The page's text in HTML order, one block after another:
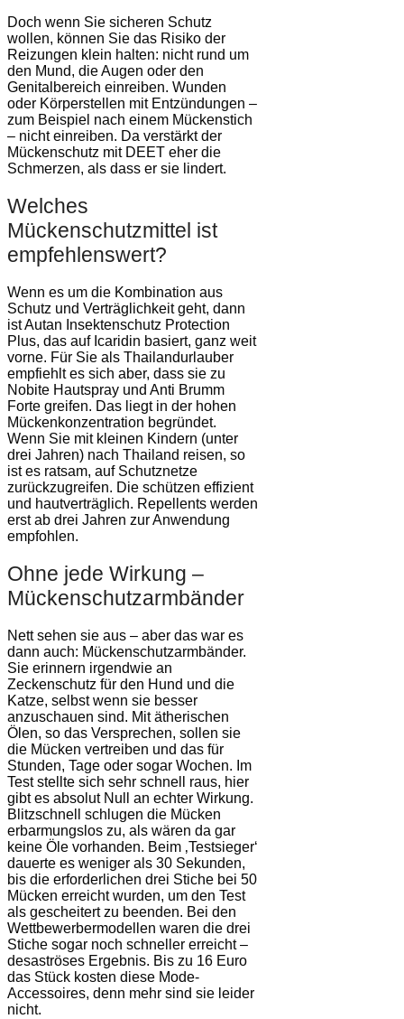
Doch wenn Sie sicheren Schutz
wollen, können Sie das Risiko der
Reizungen klein halten: nicht rund um
den Mund, die Augen oder den
Genitalbereich einreiben. Wunden
oder Körperstellen mit Entzündungen –
zum Beispiel nach einem Mückenstich
– nicht einreiben. Da verstärkt der
Mückenschutz mit DEET eher die
Schmerzen, als dass er sie lindert.
Welches
Mückenschutzmittel ist
empfehlenswert?
Wenn es um die Kombination aus
Schutz und Verträglichkeit geht, dann
ist Autan Insektenschutz Protection
Plus, das auf Icaridin basiert, ganz weit
vorne. Für Sie als Thailandurlauber
empfiehlt es sich aber, dass sie zu
Nobite Hautspray und Anti Brumm
Forte greifen. Das liegt in der hohen
Mückenkonzentration begründet.
Wenn Sie mit kleinen Kindern (unter
drei Jahren) nach Thailand reisen, so
ist es ratsam, auf Schutznetze
zurückzugreifen. Die schützen effizient
und hautverträglich. Repellents werden
erst ab drei Jahren zur Anwendung
empfohlen.
Ohne jede Wirkung –
Mückenschutzarmbänder
Nett sehen sie aus – aber das war es
dann auch: Mückenschutzarmbänder.
Sie erinnern irgendwie an
Zeckenschutz für den Hund und die
Katze, selbst wenn sie besser
anzuschauen sind. Mit ätherischen
Ölen, so das Versprechen, sollen sie
die Mücken vertreiben und das für
Stunden, Tage oder sogar Wochen. Im
Test stellte sich sehr schnell raus, hier
gibt es absolut Null an echter Wirkung.
Blitzschnell schlugen die Mücken
erbarmungslos zu, als wären da gar
keine Öle vorhanden. Beim ‚Testsieger‘
dauerte es weniger als 30 Sekunden,
bis die erforderlichen drei Stiche bei 50
Mücken erreicht wurden, um den Test
als gescheitert zu beenden. Bei den
Wettbewerbermodellen waren die drei
Stiche sogar noch schneller erreicht –
desaströses Ergebnis. Bis zu 16 Euro
das Stück kosten diese Mode-
Accessoires, denn mehr sind sie leider
nicht.